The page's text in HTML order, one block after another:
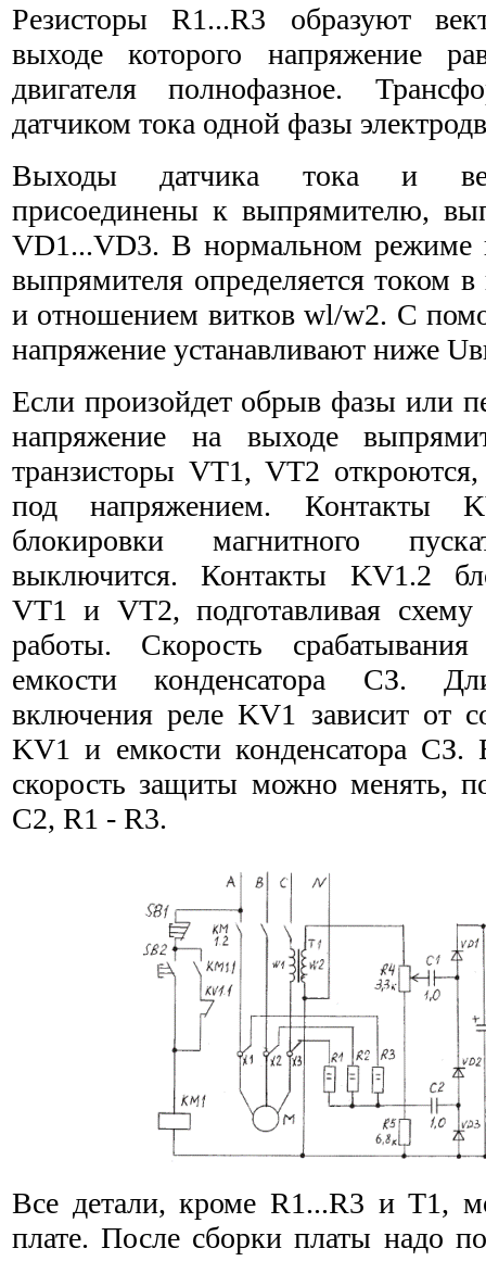
Резисторы R1...R3 образуют
выходе которого напряжение
двигателя полнофазное.
датчиком тока одной фазы
Выходы датчика тока и
присоединены к выпрямителю,
VD1...VD3. В нормальном режиме
выпрямителя определяется током
и отношением витков wl/w2. С
напряжение устанавливают ниже
Если произойдет обрыв фазы или
напряжение на выходе
транзисторы VT1, VT2
под напряжением. Контакты
блокировки магнитного
выключится. Контакты KV1.2
VT1 и VT2, подготавливая
работы. Скорость
емкости конденсатора СЗ.
включения реле KV1 зависит от
KV1 и емкости конденсатора СЗ.
скорость защиты можно менять,
С2, R1 - R3.
Все детали, кроме R1...R3 и Т1,
плате. После сборки платы надо